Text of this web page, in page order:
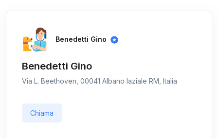
Benedetti Gino
Benedetti Gino
Via L. Beethoven, 00041 Albano laziale RM, Italia
Chiama